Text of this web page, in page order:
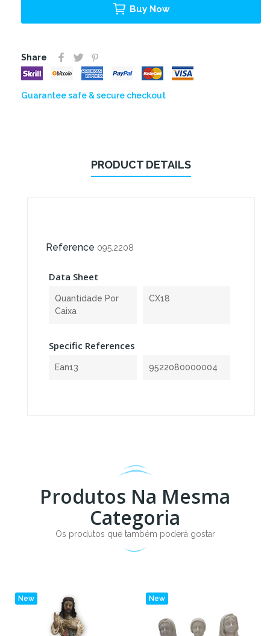
Buy Now
Share
Guarantee safe & secure checkout
PRODUCT DETAILS
Reference 095.2208
Data Sheet
Quantidade Por
Caixa
CX18
Specific References
Ean13 9522080000004
Produtos Na Mesma
Categoria
Os produtos que também poderá gostar
New New